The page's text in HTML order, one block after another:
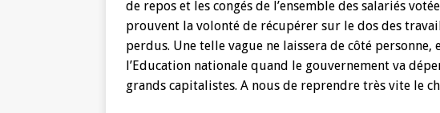
de repos et les congés de l’ensemble des salariés
prouvent la volonté de récupérer sur le dos des
perdus. Une telle vague ne laissera de côté
l’Education nationale quand le gouvernement va
grands capitalistes. A nous de reprendre très vite le